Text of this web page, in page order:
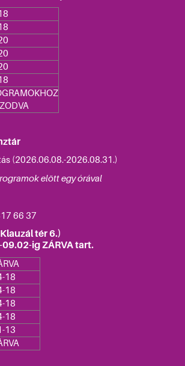
(2026.06.08.-2026.08.31.)
elött egy órával
66 37
tér 6.)
ig ZÁRVA tart.
18
18
18
18
13